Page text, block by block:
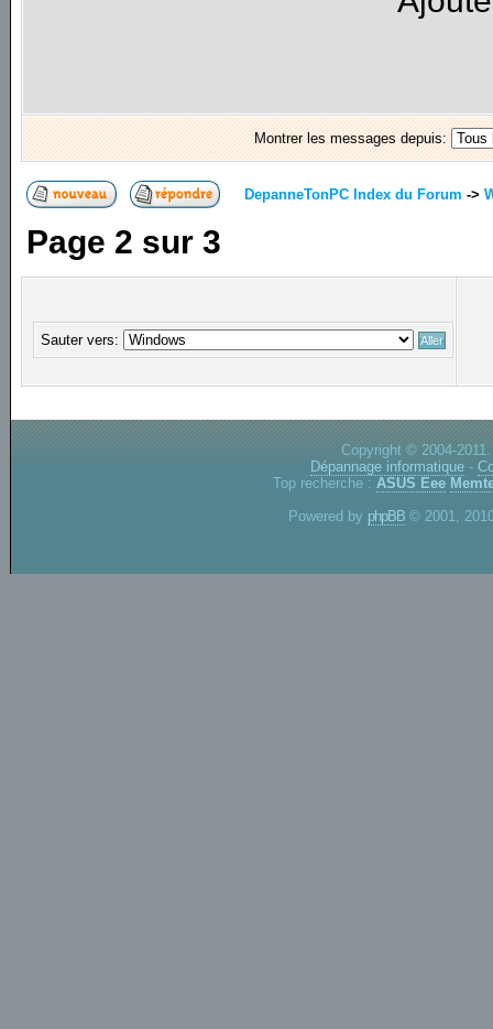
Montrer les messages depuis:
DepanneTonPC Index du Forum ->
Page 2 sur3
Sauter vers:
Copyright © 2004-
Dépannage informatique -
Top recherche : ASUS Eee
Powered by phpBB © 2001,